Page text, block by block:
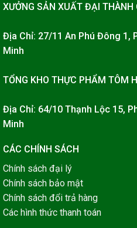
XƯỞNG SẢN XUẤT ĐẠI THÀNH
Địa Chỉ: 27/11 An Phú Đông 1,
Minh
TỔNG KHO THỰC PHẨM TÔM
Địa Chỉ: 64/10 Thạnh Lộc 15,
Minh
CÁC CHÍNH SÁCH
Chính sách đại lý
Chính sách bảo mật
Chính sách đổi trả hàng
Các hình thức thanh toán